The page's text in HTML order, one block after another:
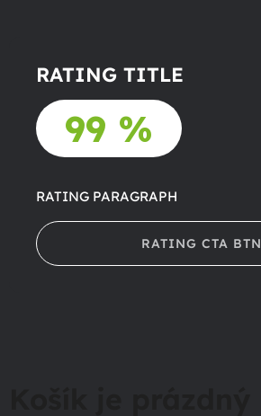
RATING TITLE
99 %
RATING PARAGRAPH
RATING CTA BTN